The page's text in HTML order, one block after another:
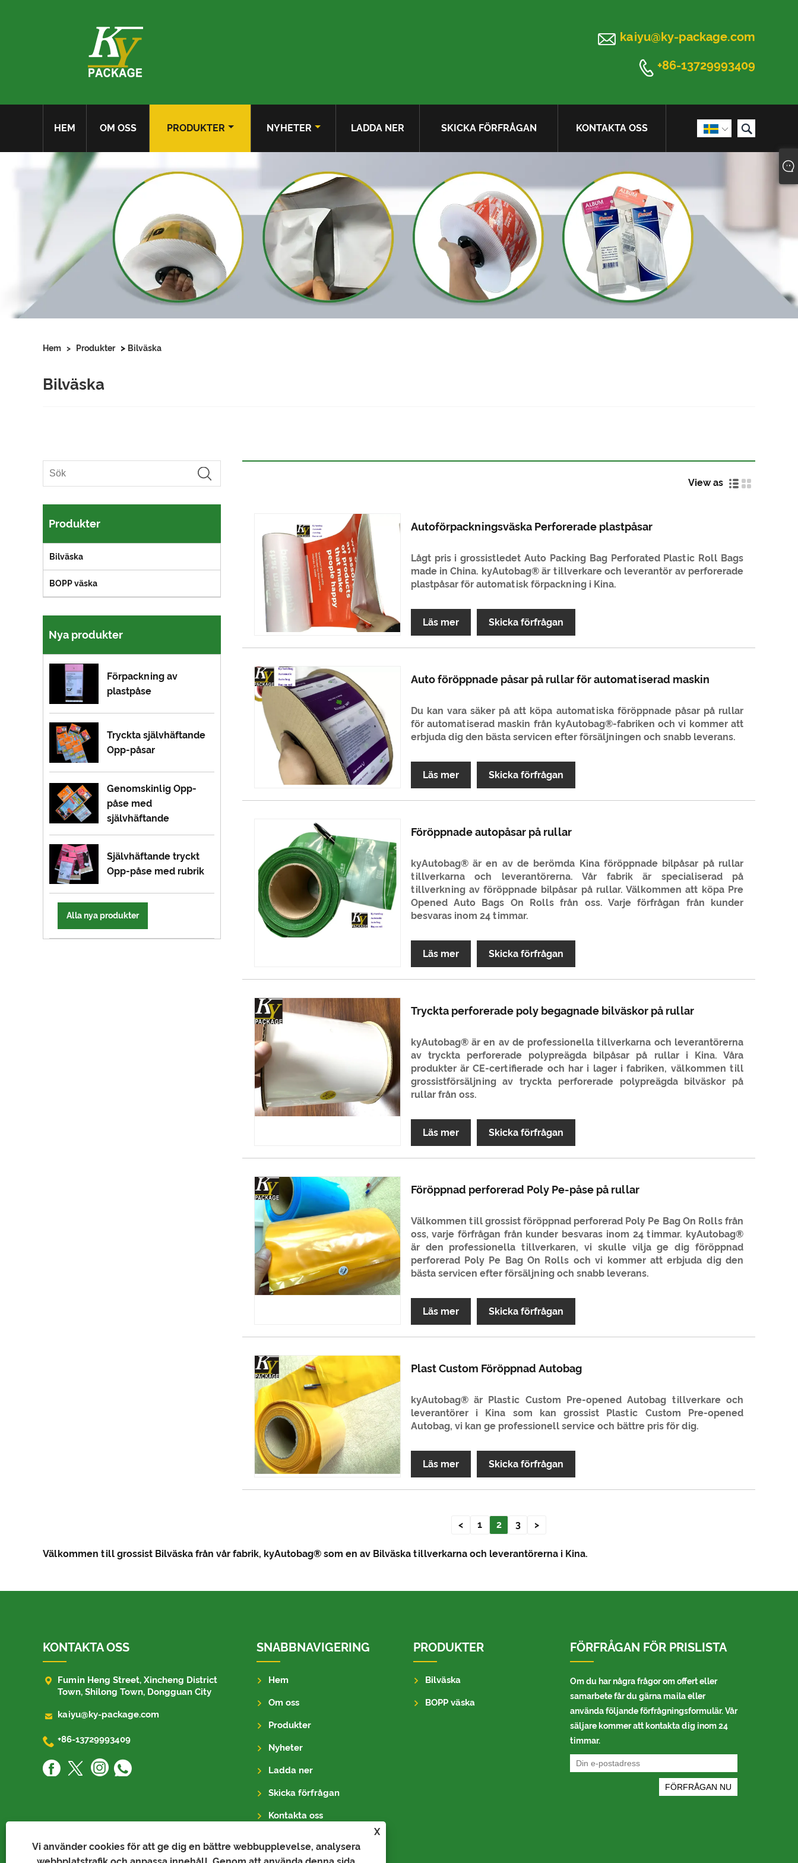
 kaiyu@ky-package.com
 +86-13729993409
 
HEM OM OSS PRODUKTER NYHETER LADDA NER SKICKA FÖRFRÅGAN KONTAKTA OSS
Hem > Produkter > Bilväska
Bilväska
Produkter
Bilväska
BOPP väska
Nya produkter
Förpackning av
plastpåse
Tryckta självhäftande
Opp-påsar
Genomskinlig Opp-
påse med
självhäftande
Självhäftande tryckt
Opp-påse med rubrik
Alla nya produkter
View as
Autoförpackningsväska Perforerade plastpåsar
Lågt pris i grossistledet Auto Packing Bag Perforated Plastic Roll Bags
made in China. kyAutobag® är tillverkare och leverantör av perforerade
plastpåsar för automatisk förpackning i Kina.
Läs mer Skicka förfrågan
Auto föröppnade påsar på rullar för automatiserad maskin
Du kan vara säker på att köpa automatiska föröppnade påsar på rullar
för automatiserad maskin från kyAutobag®-fabriken och vi kommer att
erbjuda dig den bästa servicen efter försäljningen och snabb leverans.
Läs mer Skicka förfrågan
Föröppnade autopåsar på rullar
kyAutobag® är en av de berömda Kina föröppnade bilpåsar på rullar
tillverkarna och leverantörerna. Vår fabrik är specialiserad på
tillverkning av föröppnade bilpåsar på rullar. Välkommen att köpa Pre
Opened Auto Bags On Rolls från oss. Varje förfrågan från kunder
besvaras inom 24 timmar.
Läs mer Skicka förfrågan
Tryckta perforerade poly begagnade bilväskor på rullar
kyAutobag® är en av de professionella tillverkarna och leverantörerna
av tryckta perforerade polypreägda bilpåsar på rullar i Kina. Våra
produkter är CE-certifierade och har i lager i fabriken, välkommen till
grossistförsäljning av tryckta perforerade polypreägda bilväskor på
rullar från oss.
Läs mer Skicka förfrågan
Föröppnad perforerad Poly Pe-påse på rullar
Välkommen till grossist föröppnad perforerad Poly Pe Bag On Rolls från
oss, varje förfrågan från kunder besvaras inom 24 timmar. kyAutobag®
är den professionella tillverkaren, vi skulle vilja ge dig föröppnad
perforerad Poly Pe Bag On Rolls och vi kommer att erbjuda dig den
bästa servicen efter försäljning och snabb leverans.
Läs mer Skicka förfrågan
Plast Custom Föröppnad Autobag
kyAutobag® är Plastic Custom Pre-opened Autobag tillverkare och
leverantörer i Kina som kan grossist Plastic Custom Pre-opened
Autobag, vi kan ge professionell service och bättre pris för dig.
Läs mer Skicka förfrågan
< 1 2 3 >
Välkommen till grossist Bilväska från vår fabrik, kyAutobag® som en av Bilväska tillverkarna och leverantörerna i Kina.
X
Vi använder cookies för att ge dig en bättre webbupplevelse, analysera
KONTAKTA OSS

Fumin Heng Street, Xincheng District
Town, Shilong Town, Dongguan City
 kaiyu@ky-package.com
 +86-13729993409
SNABBNAVIGERING
Hem
Om oss
Produkter
Nyheter
Ladda ner
Skicka förfrågan
Kontakta oss
PRODUKTER
Bilväska
BOPP väska
FÖRFRÅGAN FÖR PRISLISTA
Om du har några frågor om offert eller
samarbete får du gärna maila eller
använda följande förfrågningsformulär. Vår
säljare kommer att kontakta dig inom 24
timmar.